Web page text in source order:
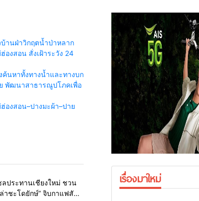
านฝ่าวิกฤตน้ำป่าหลาก
งสอน สั่งเฝ้าระวัง 24
นหาทั้งทางน้ำและทางบก
พัฒนาสาธารณูปโภคเพื่อ
งสอน–ปางมะผ้า–ปาย
รอบรั้วทั่วไทย
ประทานเชียงใหม่ ชวน
าชะโดยักษ์” จิบกาแฟสัน
เรื่องมาใหม่